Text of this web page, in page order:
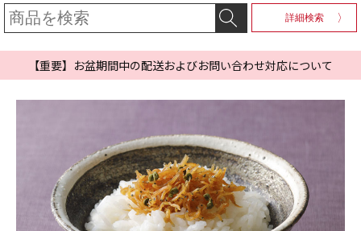
詳細検索
【重要】お盆期間中の配送およびお問い合わせ対応について